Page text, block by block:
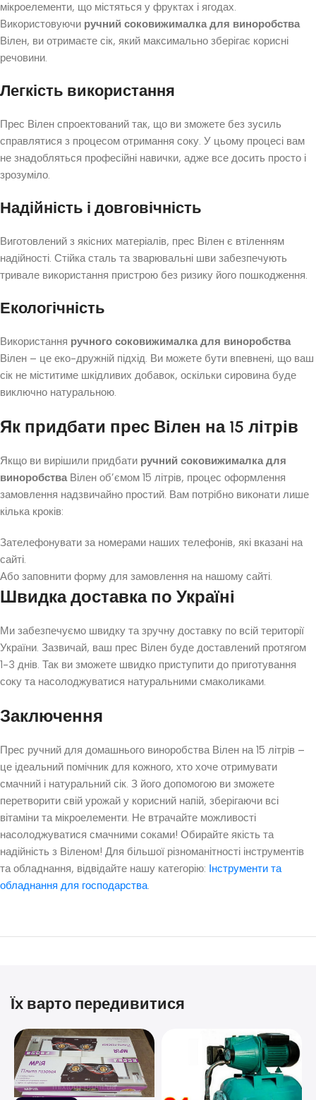
мікроелементи, що містяться у фруктах і ягодах.
Використовуючи ручний соковижималка для виноробства
Вілен, ви отримаєте сік, який максимально зберігає корисні
речовини.
Легкість використання
Прес Вілен спроектований так, що ви зможете без зусиль
справлятися з процесом отримання соку. У цьому процесі вам
не знадобляться професійні навички, адже все досить просто і
зрозуміло.
Надійність і довговічність
Виготовлений з якісних матеріалів, прес Вілен є втіленням
надійності. Стійка сталь та зварювальні шви забезпечують
тривале використання пристрою без ризику його пошкодження.
Екологічність
Використання ручного соковижималка для виноробства
Вілен – це еко-дружній підхід. Ви можете бути впевнені, що ваш
сік не міститиме шкідливих добавок, оскільки сировина буде
виключно натуральною.
Як придбати прес Вілен на 15 літрів
Якщо ви вирішили придбати ручний соковижималка для
виноробстваВілен об’ємом 15 літрів, процес оформлення
замовлення надзвичайно простий. Вам потрібно виконати лише
кілька кроків:
Зателефонувати за номерами наших телефонів, які вказані на
сайті.
Або заповнити форму для замовлення на нашому сайті.
Швидка доставка по Україні
Ми забезпечуємо швидку та зручну доставку по всій території
України. Зазвичай, ваш прес Вілен буде доставлений протягом
1-3 днів. Так ви зможете швидко приступити до приготування
соку та насолоджуватися натуральними смаколиками.
Заключення
Прес ручний для домашнього виноробства Вілен на 15 літрів –
це ідеальний помічник для кожного, хто хоче отримувати
смачний і натуральний сік. З його допомогою ви зможете
перетворити свій урожай у корисний напій, зберігаючи всі
вітаміни та мікроелементи. Не втрачайте можливості
насолоджуватися смачними соками! Обирайте якість та
надійність з Віленом! Для більшої різноманітності інструментів
та обладнання, відвідайте нашу категорію: Інструменти та
обладнання для господарства.
Їх варто передивитися